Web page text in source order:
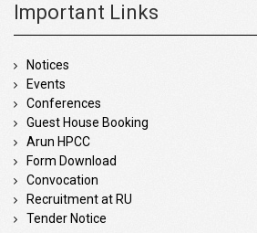
Important Links
Notices
Events
Conferences
Guest House Booking
Arun HPCC
Form Download
Convocation
Recruitment at RU
Tender Notice